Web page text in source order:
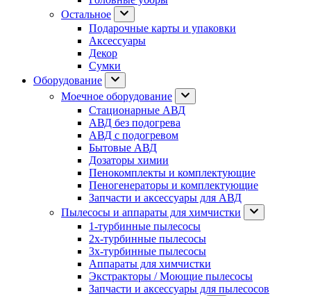
Остальное
Подарочные карты и упаковки
Аксессуары
Декор
Сумки
Оборудование
Моечное оборудование
Стационарные АВД
АВД без подогрева
АВД с подогревом
Бытовые АВД
Дозаторы химии
Пенокомплекты и комплектующие
Пеногенераторы и комплектующие
Запчасти и аксессуары для АВД
Пылесосы и аппараты для химчистки
1-турбинные пылесосы
2х-турбинные пылесосы
3х-турбинные пылесосы
Аппараты для химчистки
Экстракторы / Моющие пылесосы
Запчасти и аксессуары для пылесосов